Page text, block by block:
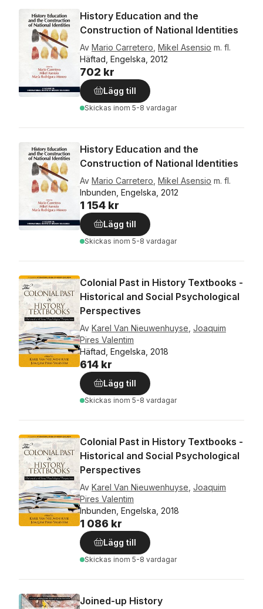
History Education and the
Construction of National Identities
Av Mario Carretero Mikel Asensio m. fl.
Häftad, Engelska, 2012
702 kr
Lägg till
Skickas inom 5-8 vardagar
History Education and the
Construction of National Identities
Av Mario Carretero Mikel Asensio m. fl.
Inbunden, Engelska, 2012
1 154 kr
Lägg till
Skickas inom 5-8 vardagar
Colonial Past in History Textbooks -
Historical and Social Psychological
Perspectives
Av Karel Van Nieuwenhuyse Joaquim
Pires Valentim
Häftad, Engelska, 2018
614 kr
Lägg till
Skickas inom 5-8 vardagar
Colonial Past in History Textbooks -
Historical and Social Psychological
Perspectives
Av Karel Van Nieuwenhuyse Joaquim
Pires Valentim
Inbunden, Engelska, 2018
1 086 kr
Lägg till
Skickas inom 5-8 vardagar
Joined-up History